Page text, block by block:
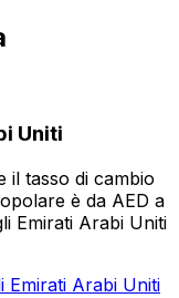
Uniti
il tasso di cambio
è da AED a
Emirati Arabi Uniti
Emirati Arabi Uniti